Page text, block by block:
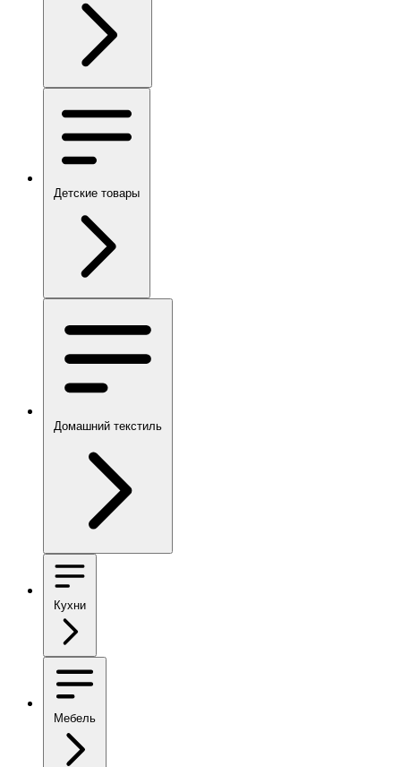
Детские товары
Домашний текстиль
Кухни
Мебель